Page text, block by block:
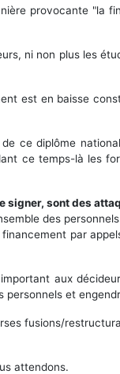
provocante "la
ni non plus les
est en baisse
ce diplôme
ce temps-là les
signer, sont des
des
par
aux
et
fusions/
attendons.